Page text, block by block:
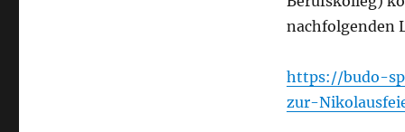
nachfolgenden
https://budo-
zur-